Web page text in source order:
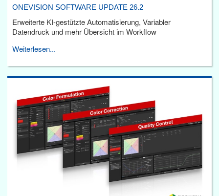
ONEVISION SOFTWARE UPDATE 26.2
Erweiterte KI-gestützte Automatisierung, Variabler
Datendruck und mehr Übersicht im Workflow
Weiterlesen...